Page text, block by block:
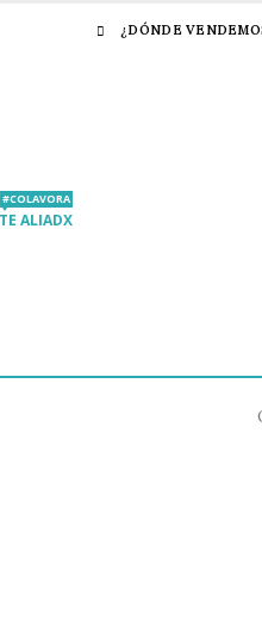
¿DÓNDE
ALIADX
#COLAVORA